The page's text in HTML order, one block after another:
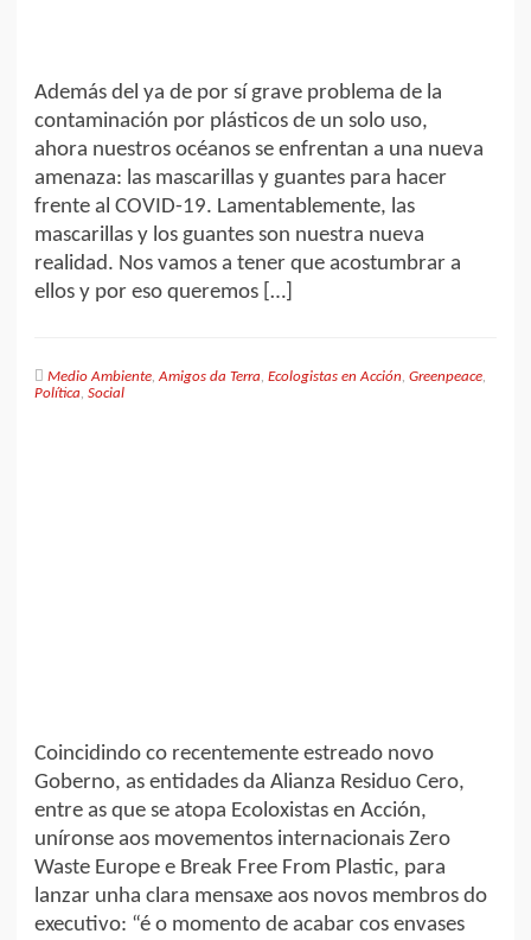
Además del ya de por sí grave problema de la
contaminación por plásticos de un solo uso,
ahora nuestros océanos se enfrentan a una nueva
amenaza: las mascarillas y guantes para hacer
frente al COVID-19. Lamentablemente, las
mascarillas y los guantes son nuestra nueva
realidad. Nos vamos a tener que acostumbrar a
ellos y por eso queremos […]
Medio Ambiente,Amigos da Terra, Ecologistas en Acción, Greenpeace,
Política, Social
Coincidindo co recentemente estreado novo
Goberno, as entidades da Alianza Residuo Cero,
entre as que se atopa Ecoloxistas en Acción,
uníronse aos movementos internacionais Zero
Waste Europe e Break Free From Plastic, para
lanzar unha clara mensaxe aos novos membros do
executivo: “é o momento de acabar cos envases